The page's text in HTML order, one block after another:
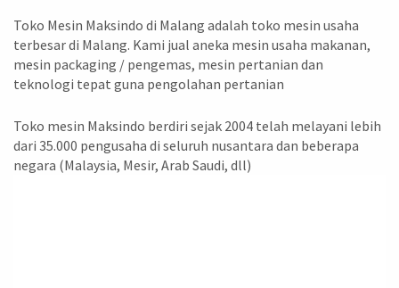
Toko Mesin Maksindo di Malang adalah toko mesin usaha
terbesar di Malang. Kami jual aneka mesin usaha makanan,
mesin packaging / pengemas, mesin pertanian dan
teknologi tepat guna pengolahan pertanian
Toko mesin Maksindo berdiri sejak 2004 telah melayani lebih
dari 35.000 pengusaha di seluruh nusantara dan beberapa
negara (Malaysia, Mesir, Arab Saudi, dll)